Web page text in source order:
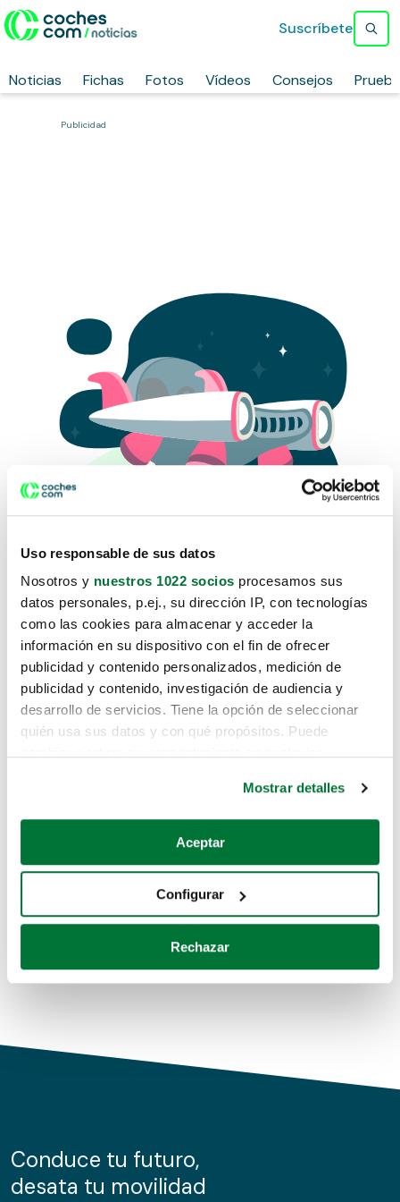
Uso responsable de sus datos
Nosotros y nuestros 1022 socios procesamos sus
datos personales, p.ej., su dirección IP, con tecnologías
como las cookies para almacenar y acceder la
información en su dispositivo con el fin de ofrecer
publicidad y contenido personalizados, medición de
publicidad y contenido, investigación de audiencia y
desarrollo de servicios. Tiene la opción de seleccionar
quién usa sus datos y con qué propósitos. Puede
Si lo permite, también quisiéramos:
Recopilar información sobre su ubicación geográfica
Identificar su dispositivo analizándolo activamente
para buscar características específicas (huellas
Obtenga más información sobre cómo se procesan sus
de cookies.
información sobre el uso que haga del sitio web con
nuestros partners de redes sociales, publicidad y análisis
Mostrar detalles
Aceptar
Configurar
Rechazar
Noticias Fichas Fotos Vídeos Consejos
Suscríbete
Publicidad
Lo sentimos, no sabemos como
te hemos traido hasta aquí.
Pero puedes encontrar el coche que estás
buscando en alguno de estos enlaces:
Coches de segunda mano
Coches de km0
Conduce tu futuro,
desata tu movilidad